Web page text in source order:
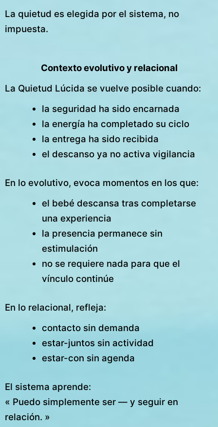
La quietud es elegida por el sistema, no
impuesta.
Contexto evolutivo y relacional
La Quietud Lúcida se vuelve posible cuando:
la seguridad ha sido encarnada
la energía ha completado su ciclo
la entrega ha sido recibida
el descanso ya no activa vigilancia
En lo evolutivo, evoca momentos en los que:
el bebé descansa tras completarse
una experiencia
la presencia permanece sin
estimulación
no se requiere nada para que el
vínculo continúe
En lo relacional, refleja:
contacto sin demanda
estar-juntos sin actividad
estar-con sin agenda
El sistema aprende:
« Puedo simplemente ser — y seguir en
relación. »